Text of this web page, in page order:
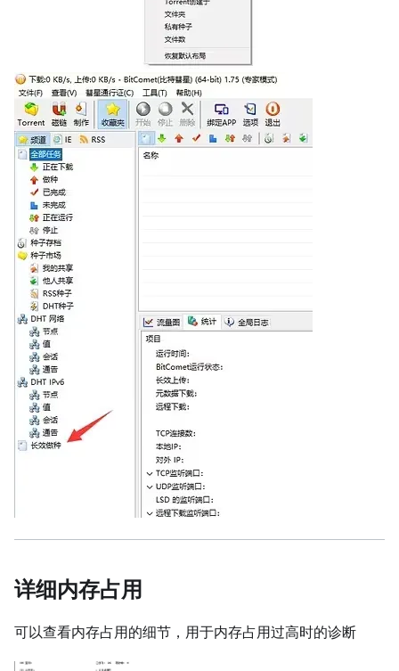
详细内存占用
可以查看内存占用的细节，用于内存占用过高时的诊断